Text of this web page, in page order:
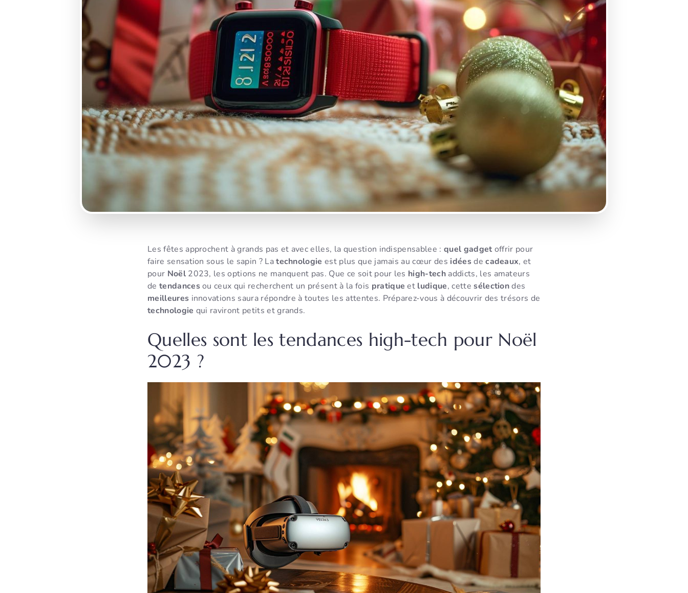
Les fêtes approchent à grands pas et avec elles, la question indispensablee : quel gadget offrir pour
faire sensation sous le sapin ? Latechnologie est plus que jamais au cœur des idéesdecadeaux, et
pour Noël2023, les options ne manquent pas. Que ce soit pour les high-tech addicts, les amateurs
de tendancesou ceux qui recherchent un présent à la fois pratique et ludique, cettesélectiondes
meilleures innovations saura répondre à toutes les attentes. Préparez-vous à découvrir des trésors de
technologie qui raviront petits et grands.
Quelles sont les tendances high-tech pour Noël
2023 ?